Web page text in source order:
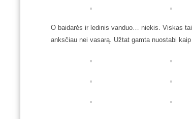
O baidarės ir ledinis vanduo… niekis. Viskas
anksčiau nei vasarą. Užtat gamta nuostabi